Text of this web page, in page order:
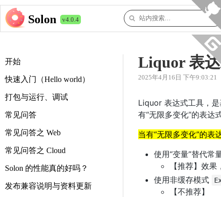
Solon v4.0.4
开始
快速入门（Hello world）
打包与运行、调试
常见问答
常见问答之 Web
常见问答之 Cloud
Solon 的性能真的好吗？
发布兼容说明与资料更新
Liquor 表
2025年4月16日 下午9:03:21
Liquor 表达式工具，
有“无限多变化”的表达
当有“无限多变化”的表
使用“变量”替代常
【推荐】效
使用非缓存模式
【不推荐】